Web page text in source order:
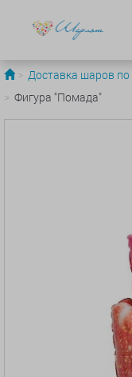
Доставка шаров
Фигура "Помада"